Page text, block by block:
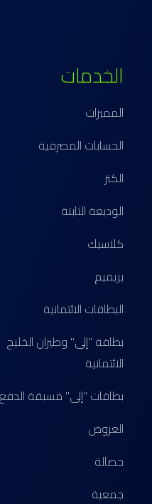
الخدمات
المميزات
الحسابات المصرفية
الكنز
الوديعة الثابتة
كلاسيك
بريميم
البطاقات الائتمانية
بطاقة "إلى" وطيران الخليج
الائتمانية
بطاقات "إلى" مسبقة الدفع
العروض
حصالة
جمعية